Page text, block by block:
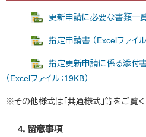
更新申請に必要な書類一覧
指定申請書 （Excelファイル
指定更新申請に係る添付
（Excelファイル：19KB）
※その他様式は「共通様式」等をご覧く
4．留意事項